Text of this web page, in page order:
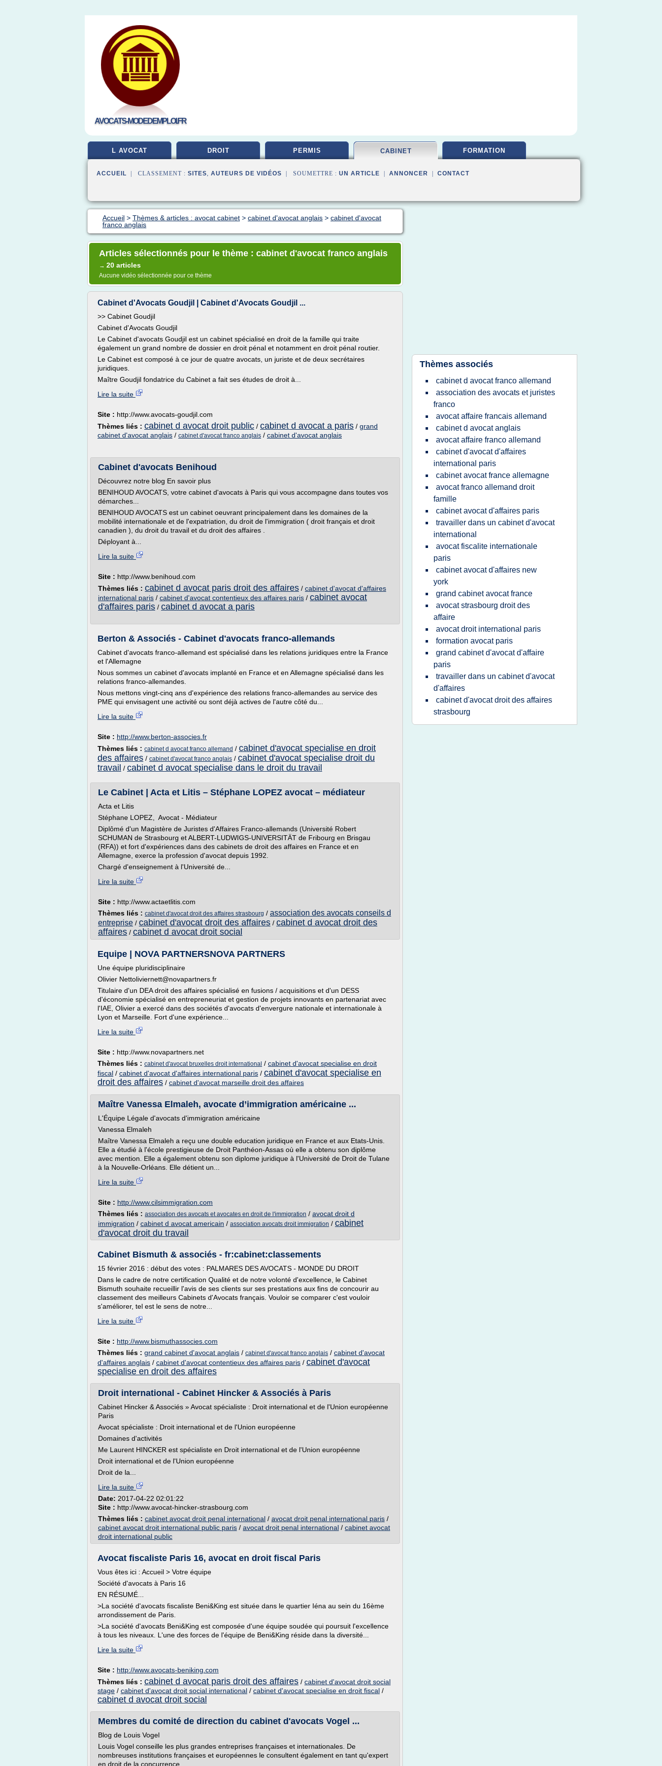
AVOCATS-MODEDEMPLOI.FR
L AVOCAT DROIT PERMIS CABINET FORMATION
ACCUEIL | CLASSEMENT : SITES, AUTEURS DE VIDÉOS | SOUMETTRE : UN ARTICLE ANNONCER CONTACT
Accueil > Thèmes & articles : avocat cabinet > cabinet d'avocat anglais > cabinet d'avocat
franco anglais
Articles sélectionnés pour le thème : cabinet d'avocat franco anglais
→ 20 articles
Aucune vidéo sélectionnée pour ce thème
Cabinet d'Avocats Goudjil | Cabinet d'Avocats Goudjil ...
>> Cabinet Goudjil
Cabinet d'Avocats Goudjil
Le Cabinet d'avocats Goudjil est un cabinet spécialisé en droit de la famille qui traite
également un grand nombre de dossier en droit pénal et notamment en droit pénal routier.
Le Cabinet est composé à ce jour de quatre avocats, un juriste et de deux secrétaires
juridiques.
Maître Goudjil fondatrice du Cabinet a fait ses études de droit à...
Lire la suite
Site : http://www.avocats-goudjil.com
Thèmes liés : cabinet d avocat droit public / cabinet d avocat a paris / grand
cabinet d'avocat anglais / cabinet d'avocat franco anglais / cabinet d'avocat anglais
Cabinet d'avocats Benihoud
Découvrez notre blog En savoir plus
BENIHOUD AVOCATS, votre cabinet d'avocats à Paris qui vous accompagne dans toutes vos
démarches...
BENIHOUD AVOCATS est un cabinet oeuvrant principalement dans les domaines de la
mobilité internationale et de l'expatriation, du droit de l'immigration ( droit français et droit
canadien ), du droit du travail et du droit des affaires .
Déployant à...
Lire la suite
Site : http://www.benihoud.com
Thèmes liés : cabinet d avocat paris droit des affaires / cabinet d'avocat d'affaires
international paris / cabinet d'avocat contentieux des affaires paris / cabinet avocat
d'affaires paris / cabinet d avocat a paris
Berton & Associés - Cabinet d'avocats franco-allemands
Cabinet d'avocats franco-allemand est spécialisé dans les relations juridiques entre la France
et l'Allemagne
Nous sommes un cabinet d'avocats implanté en France et en Allemagne spécialisé dans les
relations franco-allemandes.
Nous mettons vingt-cinq ans d'expérience des relations franco-allemandes au service des
PME qui envisagent une activité ou sont déjà actives de l'autre côté du...
Lire la suite
Site : http://www.berton-associes.fr
Thèmes liés : cabinet d avocat franco allemand / cabinet d'avocat specialise en droit
des affaires / cabinet d'avocat franco anglais / cabinet d'avocat specialise droit du
travail / cabinet d avocat specialise dans le droit du travail
Le Cabinet | Acta et Litis – Stéphane LOPEZ avocat – médiateur
Acta et Litis
Stéphane LOPEZ, Avocat - Médiateur
Diplômé d'un Magistère de Juristes d'Affaires Franco-allemands (Université Robert
SCHUMAN de Strasbourg et ALBERT-LUDWIGS-UNIVERSITÄT de Fribourg en Brisgau
(RFA)) et fort d'expériences dans des cabinets de droit des affaires en France et en
Allemagne, exerce la profession d'avocat depuis 1992.
Chargé d'enseignement à l'Université de...
Lire la suite
Site : http://www.actaetlitis.com
Thèmes liés : cabinet d'avocat droit des affaires strasbourg / association des avocats conseils d
entreprise / cabinet d'avocat droit des affaires / cabinet d avocat droit des
affaires / cabinet d avocat droit social
Equipe | NOVA PARTNERSNOVA PARTNERS
Une équipe pluridisciplinaire
Olivier Nettoliviernett@novapartners.fr
Titulaire d'un DEA droit des affaires spécialisé en fusions / acquisitions et d'un DESS
d'économie spécialisé en entrepreneuriat et gestion de projets innovants en partenariat avec
l'IAE, Olivier a exercé dans des sociétés d'avocats d'envergure nationale et internationale à
Lyon et Marseille. Fort d'une expérience...
Lire la suite
Site : http://www.novapartners.net
Thèmes liés : cabinet d'avocat bruxelles droit international / cabinet d'avocat specialise en droit
fiscal / cabinet d'avocat d'affaires international paris / cabinet d'avocat specialise en
droit des affaires / cabinet d'avocat marseille droit des affaires
Maître Vanessa Elmaleh, avocate d’immigration américaine ...
L'Équipe Légale d'avocats d'immigration américaine
Vanessa Elmaleh
Maître Vanessa Elmaleh a reçu une double education juridique en France et aux Etats-Unis.
Elle a étudié à l'école prestigieuse de Droit Panthéon-Assas où elle a obtenu son diplôme
avec mention. Elle a également obtenu son diplome juridique à l'Université de Droit de Tulane
à la Nouvelle-Orléans. Elle détient un...
Lire la suite
Site : http://www.cilsimmigration.com
Thèmes liés : association des avocats et avocates en droit de l'immigration / avocat droit d
immigration / cabinet d avocat americain / association avocats droit immigration / cabinet
d'avocat droit du travail
Cabinet Bismuth & associés - fr:cabinet:classements
15 février 2016 : début des votes : PALMARES DES AVOCATS - MONDE DU DROIT
Dans le cadre de notre certification Qualité et de notre volonté d'excellence, le Cabinet
Bismuth souhaite recueillir l'avis de ses clients sur ses prestations aux fins de concourir au
classement des meilleurs Cabinets d'Avocats français. Vouloir se comparer c'est vouloir
s'améliorer, tel est le sens de notre...
Lire la suite
Site : http://www.bismuthassocies.com
Thèmes liés : grand cabinet d'avocat anglais / cabinet d'avocat franco anglais / cabinet d'avocat
d'affaires anglais / cabinet d'avocat contentieux des affaires paris / cabinet d'avocat
specialise en droit des affaires
Droit international - Cabinet Hincker & Associés à Paris
Cabinet Hincker & Associés » Avocat spécialiste : Droit international et de l'Union européenne
Paris
Avocat spécialiste : Droit international et de l'Union européenne
Domaines d'activités
Me Laurent HINCKER est spécialiste en Droit international et de l'Union européenne
Droit international et de l'Union européenne
Droit de la...
Lire la suite
Date: 2017-04-22 02:01:22
Site : http://www.avocat-hincker-strasbourg.com
Thèmes liés : cabinet avocat droit penal international / avocat droit penal international paris /
cabinet avocat droit international public paris / avocat droit penal international / cabinet avocat
droit international public
Avocat fiscaliste Paris 16, avocat en droit fiscal Paris
Vous êtes ici : Accueil > Votre équipe
Société d'avocats à Paris 16
EN RÉSUMÉ...
>La société d'avocats fiscaliste Beni&King est située dans le quartier Iéna au sein du 16ème
arrondissement de Paris.
>La société d'avocats Beni&King est composée d'une équipe soudée qui poursuit l'excellence
à tous les niveaux. L'une des forces de l'équipe de Beni&King réside dans la diversité...
Lire la suite
Site : http://www.avocats-beniking.com
Thèmes liés : cabinet d avocat paris droit des affaires / cabinet d'avocat droit social
stage / cabinet d'avocat droit social international / cabinet d'avocat specialise en droit fiscal /
cabinet d avocat droit social
Membres du comité de direction du cabinet d'avocats Vogel ...
Blog de Louis Vogel
Louis Vogel conseille les plus grandes entreprises françaises et internationales. De
nombreuses institutions françaises et européennes le consultent également en tant qu'expert
en droit de la concurrence.
Thèmes associés
cabinet d avocat franco allemand
association des avocats et juristes
franco
avocat affaire francais allemand
cabinet d avocat anglais
avocat affaire franco allemand
cabinet d'avocat d'affaires
international paris
cabinet avocat france allemagne
avocat franco allemand droit
famille
cabinet avocat d'affaires paris
travailler dans un cabinet d'avocat
international
avocat fiscalite internationale
paris
cabinet avocat d'affaires new
york
grand cabinet avocat france
avocat strasbourg droit des
affaire
avocat droit international paris
formation avocat paris
grand cabinet d'avocat d'affaire
paris
travailler dans un cabinet d'avocat
d'affaires
cabinet d'avocat droit des affaires
strasbourg